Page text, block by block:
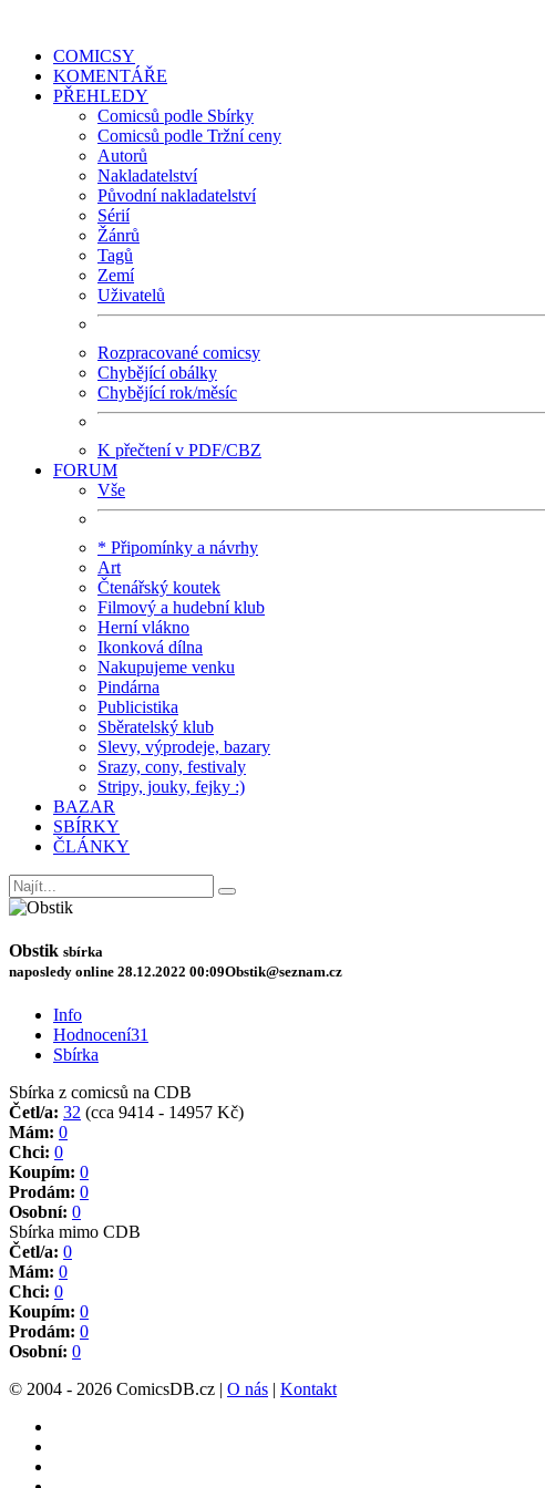
COMICSY
KOMENTÁŘE
PŘEHLEDY
Comicsů podle Sbírky
Comicsů podle Tržní ceny
Autorů
Nakladatelství
Původní nakladatelství
Sérií
Žánrů
Tagů
Zemí
Uživatelů
Rozpracované comicsy
Chybějící obálky
Chybějící rok/měsíc
K přečtení v PDF/CBZ
FORUM
Vše
* Připomínky a návrhy
Art
Čtenářský koutek
Filmový a hudební klub
Herní vlákno
Ikonková dílna
Nakupujeme venku
Pindárna
Publicistika
Sběratelský klub
Slevy, výprodeje, bazary
Srazy, cony, festivaly
Stripy, jouky, fejky :)
BAZAR
SBÍRKY
ČLÁNKY
Obstik sbírka
naposledy online 28.12.2022 00:09Obstik@seznam.cz
Info
Hodnocení31
Sbírka
Sbírka z comicsů na CDB
Četl/a: 32 (cca 9414 - 14957 Kč)
Mám: 0
Chci: 0
Koupím: 0
Prodám: 0
Osobní: 0
Sbírka mimo CDB
Četl/a: 0
Mám: 0
Chci: 0
Koupím: 0
Prodám: 0
Osobní: 0
© 2004 - 2026 ComicsDB.cz | O nás | Kontakt